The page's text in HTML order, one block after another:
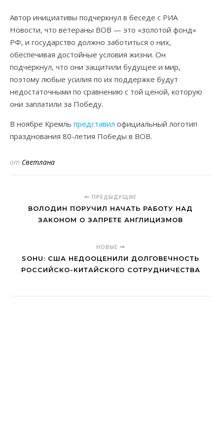
Автор инициативы подчеркнул в беседе с РИА
Новости, что ветераны ВОВ — это «золотой фонд»
РФ, и государство должно заботиться о них,
обеспечивая достойные условия жизни. Он
подчеркнул, что они защитили будущее и мир,
поэтому любые усилия по их поддержке будут
недостаточными по сравнению с той ценой, которую
они заплатили за Победу.
В ноябре Кремль представил официальный логотип
празднования 80-летия Победы в ВОВ.
от Светлана
ПРЕДЫДУЩИЕ
ВОЛОДИН ПОРУЧИЛ НАЧАТЬ РАБОТУ НАД
ЗАКОНОМ О ЗАПРЕТЕ АНГЛИЦИЗМОВ
НОВЫЕ
SOHU: США НЕДООЦЕНИЛИ ДОЛГОВЕЧНОСТЬ
РОССИЙСКО-КИТАЙСКОГО СОТРУДНИЧЕСТВА